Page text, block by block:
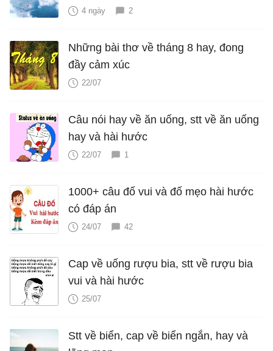
4 ngày 2
Những bài thơ về tháng 8 hay, đong
đầy cảm xúc
22/07
Câu nói hay về ăn uống, stt về ăn uống
hay và hài hước
22/07 1
1000+ câu đố vui và đố mẹo hài hước
có đáp án
24/07 42
Cap về uống rượu bia, stt về rượu bia
vui và hài hước
25/07
Stt về biển, cap về biển ngắn, hay và